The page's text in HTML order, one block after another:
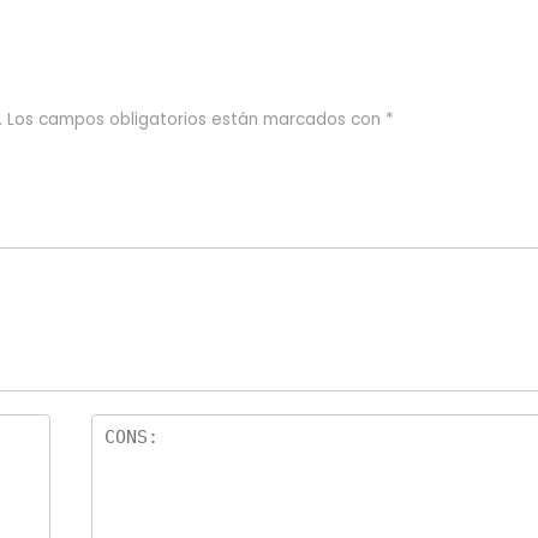
Los campos obligatorios están marcados con *